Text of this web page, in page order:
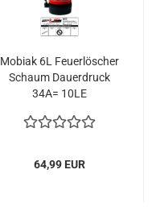
Mobiak 6L Feuerlöscher
Schaum Dauerdruck
34A= 10LE
64,99 EUR